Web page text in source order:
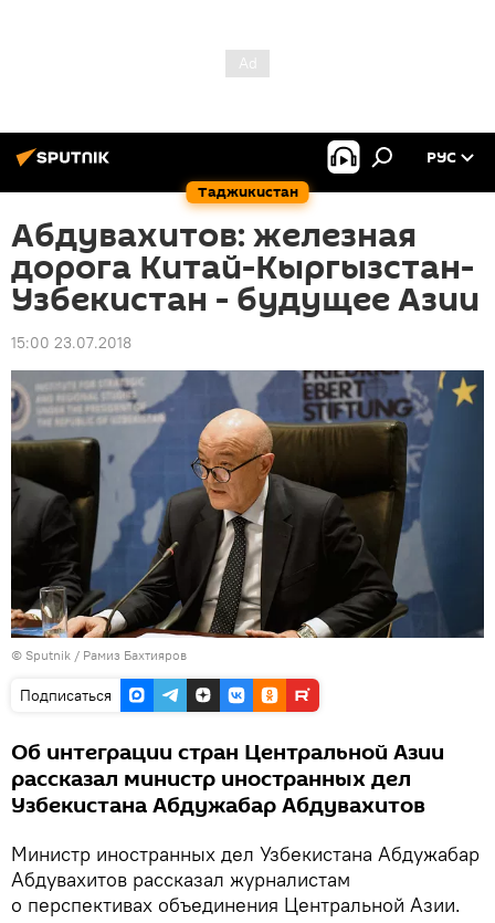
Таджикистан
РУС
Абдувахитов: железная
дорога Китай-Кыргызстан-
Узбекистан - будущее Азии
15:00 23.07.2018
© Sputnik / Рамиз Бахтияров
Подписаться
Об интеграции стран Центральной Азии
рассказал министр иностранных дел
Узбекистана Абдужабар Абдувахитов
Министр иностранных дел Узбекистана Абдужабар
Абдувахитов рассказал журналистам
о перспективах объединения Центральной Азии.